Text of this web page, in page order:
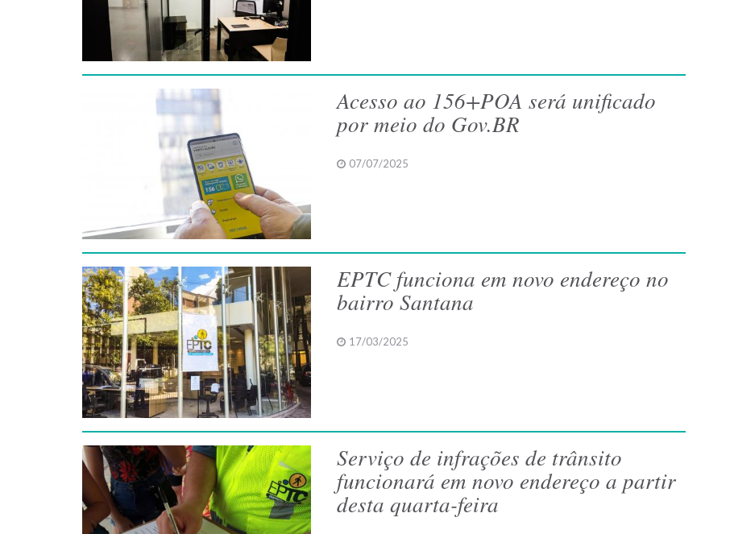
Acesso ao 156+POA será unificado
por meio do Gov.BR
07/07/2025
EPTC funciona em novo endereço no
bairro Santana
17/03/2025
Serviço de infrações de trânsito
funcionará em novo endereço a partir
desta quarta-feira